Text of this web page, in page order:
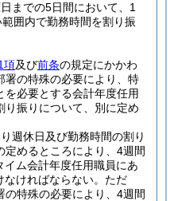
までの5日間において、1
囲内で勤務時間を割り振
項及び前条の規定にかかわ
署の特殊の必要により、特
を必要とする会計年度任用
り振りについて、別に定め
週休日及び勤務時間の割り
めるところにより、4週間
イム会計年度任用職員にあ
ければならない。 ただ
の特殊の必要により、4週間